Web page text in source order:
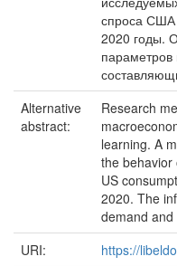
спроса США
2020 годы.
параметров
Alternative
abstract:
Research
learning. A
the behavior
US
2020. The
demand
URI:
https://